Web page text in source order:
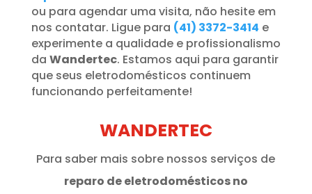
ou para agendar uma visita, não hesite em
nos contatar. Ligue para (41) 3372-3414 e
experimente a qualidade e profissionalismo
da Wandertec. Estamos aqui para garantir
que seus eletrodomésticos continuem
funcionando perfeitamente!
WANDERTEC
Para saber mais sobre nossos serviços de
reparo de eletrodomésticos no